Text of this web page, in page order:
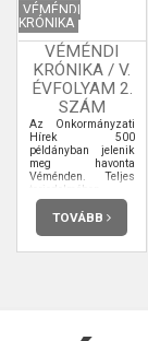
VÉMÉNDI
KRÓNIKA
VÉMÉNDI
KRÓNIKA / V.
ÉVFOLYAM 2.
SZÁM
Az Önkormányzati
Hírek 500
példányban jelenik
meg havonta
Véménden. Teljes
terjedelmében
elolvashatja.
TOVÁBB